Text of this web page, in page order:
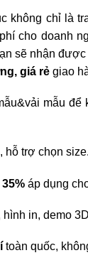
không chỉ là
cho doanh
sẽ nhận được
giá rẻ giao
mẫu để
, hỗ trợ chọn size.
áp dụng
hình in, demo
toàn quốc,